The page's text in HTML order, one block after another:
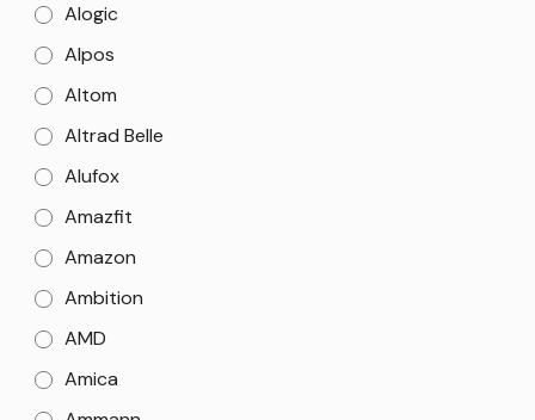
Alogic
Alpos
Altom
Altrad Belle
Alufox
Amazfit
Amazon
Ambition
AMD
Amica